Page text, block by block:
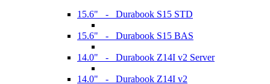
15.6" - Durabook S15 STD
15.6" - Durabook S15 BAS
14.0" - Durabook Z14I v2 Server
14.0" - Durabook Z14I v2